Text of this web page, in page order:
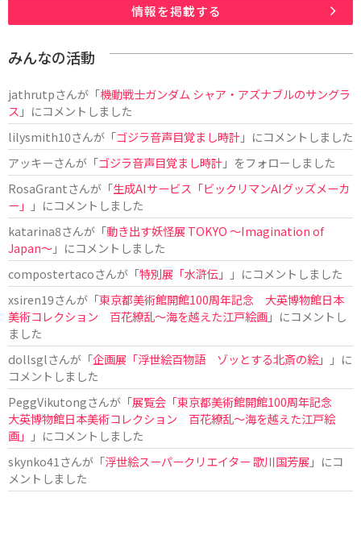
情報を掲載する
みんなの活動
jathrutpさんが「機動戦士ガンダム シャア・アズナブルのサングラ
ス 」にコメントしました
lilysmith10さんが「ゴジラ音声目覚まし時計」にコメントしました
アッキーさんが「ゴジラ音声目覚まし時計」をフォローしました
RosaGrantさんが「生成AIサービス「ビックリマンAIグッズメーカ
ー」
」にコメントしました
katarina8さんが「動き出す妖怪展 TOKYO 〜Imagination of
Japan〜」にコメントしました
compostertacoさんが「特別展「水滸伝」
」にコメントしました
xsiren19さんが「東京都美術館開館100周年記念 大英博物館日本
美術コレクション 百花繚乱～海を越えた江戸絵画」にコメントし
ました
dollsglさんが「企画展「浮世絵百物語 ゾッとする北斎の絵」
」に
コメントしました
PeggVikutongさんが「展覧会「東京都美術館開館100周年記念
大英博物館日本美術コレクション 百花繚乱〜海を越えた江戸絵
画」
」にコメントしました
skynko41 さんが「浮世絵スーパークリエイター 歌川国芳展 」にコ
メントしました